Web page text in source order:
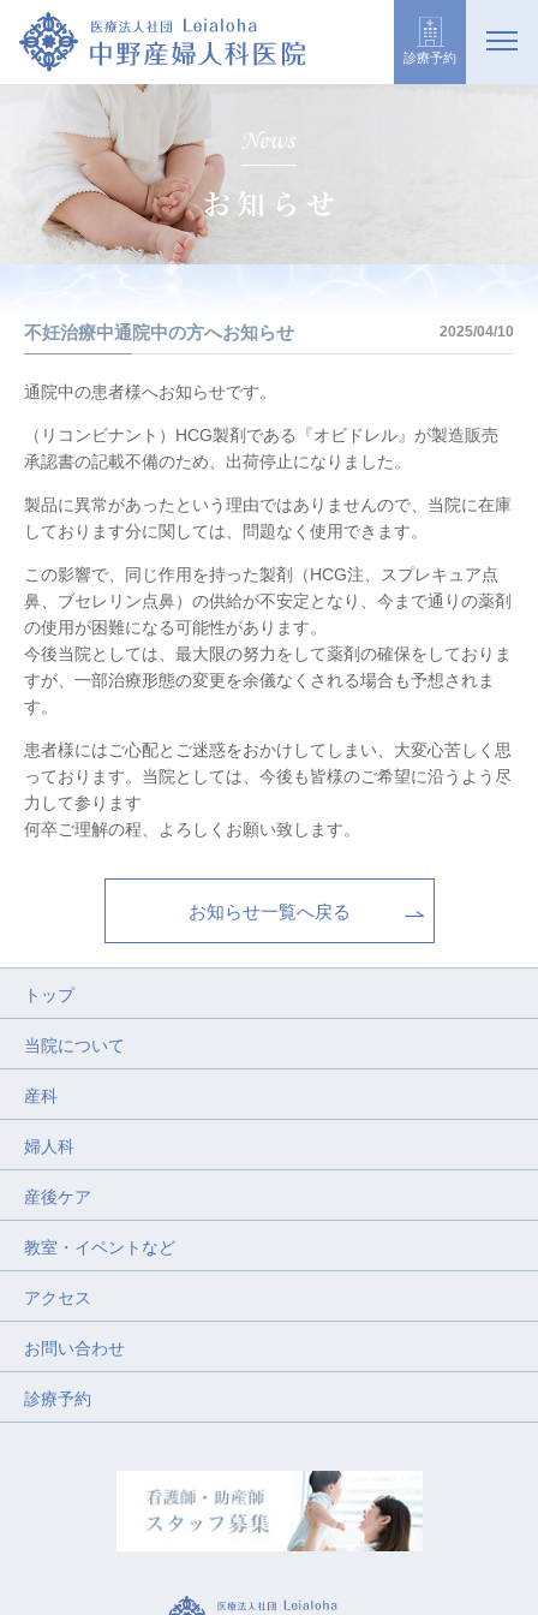
診療予約
不妊治療中通院中の方へお知らせ 2025/04/10
通院中の患者様へお知らせです。
（リコンビナント）HCG製剤である『オビドレル』が製造販売
承認書の記載不備のため、出荷停止になりました。
製品に異常があったという理由ではありませんので、当院に在庫
しております分に関しては、問題なく使用できます。
この影響で、同じ作用を持った製剤（HCG注、スプレキュア点
鼻、ブセレリン点鼻）の供給が不安定となり、今まで通りの薬剤
の使用が困難になる可能性があります。
今後当院としては、最大限の努力をして薬剤の確保をしておりま
すが、一部治療形態の変更を余儀なくされる場合も予想されま
す。
患者様にはご心配とご迷惑をおかけしてしまい、大変心苦しく思
っております。当院としては、今後も皆様のご希望に沿うよう尽
力して参ります
何卒ご理解の程、よろしくお願い致します。
お知らせ一覧へ戻る
トップ
当院について
産科
婦人科
産後ケア
教室・イベントなど
アクセス
お問い合わせ
診療予約